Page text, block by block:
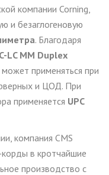
компании Corning,
и безаглогеновую
. Благодаря
C-LC MM Duplex
применяться при
и ЦОД. При
применяется UPC
компания CMS
в кротчайшие
производство с